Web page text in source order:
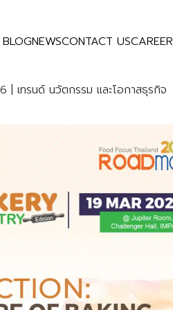
BLOGNEWSCONTACT USCAREER
เทรนด์ นวัตกรรม และโอกาสธุรกิจ